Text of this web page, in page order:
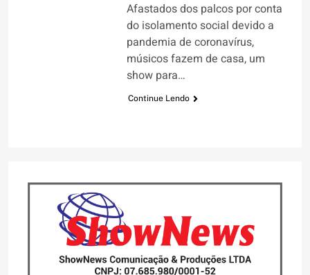
Afastados dos palcos por conta
do isolamento social devido a
pandemia de coronavírus,
músicos fazem de casa, um
show para…
Continue Lendo